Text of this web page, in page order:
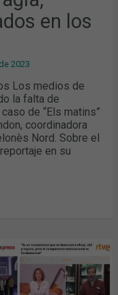
en los
2023
Los medios de
la falta de
de “Els matins”
coordinadora
Nord. Sobre el
en su